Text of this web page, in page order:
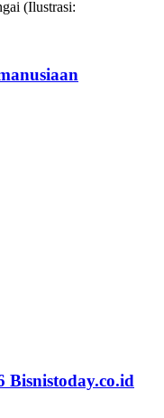
Bisnistoday.co.id